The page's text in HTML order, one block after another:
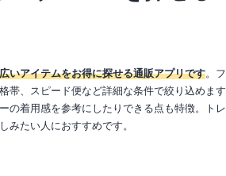
いアイテムをお得に探せる通販アプリです。
帯、スピード便など詳細な条件で絞り込めま
の着用感を参考にしたりできる点も特徴。ト
みたい人におすすめです。